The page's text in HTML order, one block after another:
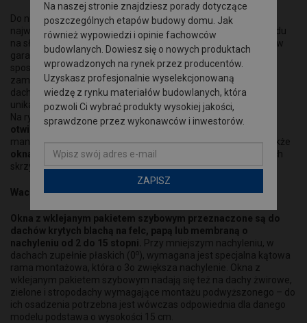
Do niedawna w płaskim dachu można było zamontować co
najwyżej klasyczny świetlik z poliwęglanową kopułą. Ze względu
na słabe parametry cieplne takie rozwiązanie sprawdzało się w
garażu, ale nie nadawało się do pomieszczeń użytkowych. Nie
sposób też było sprostać wymaganiom wytrzymałościowym i
zamienić kopuły na szybę. Dziś dostępne są na rynku okna do
dachów płaskich z innowacyjnym pakietem szybowym oraz
unikatowe okna, po których można chodzić.
Na rynku dostępne sąokna w wersji nieotwieranej oraz
otwieranej:
wersja sterowana elektrycznie i wersja otwierana
manualnie za pomocą odpowiedniego drążka. Dostępne są także
okna wyłazowe , które pełnią funkcję komunikacyjną i w których
skrzydło otwiera się prawie pod kątem prostym (do 80o).
Wachlarz możliwości
Okna z wklejanym pakietem szybowym przeznaczone są do
dachów krytych blachą na felc, papą lub membraną o
nachyleniu od 2 do 15 stopni.
Przy mniejszym nachyleniu, w
dachach zupełnie płaskich (0o), wymagana jest specjalna kątowa
rama montażowa, która o 3o zwiększa nachylenie. Okna z
wklejanym pakietem szybowym nadają się też na dachy żwirowe,
zielone i stropodachy wymagające montażu podwyższonego – do
ich osadzenia potrzebna jest wówczas odpowiednia dla danego
modelu podstawa o wysokości 15 cm.
Na naszej stronie znajdziesz porady dotyczące
poszczególnych etapów budowy domu. Jak
również wypowiedzi i opinie fachowców
budowlanych. Dowiesz się o nowych produktach
wprowadzonych na rynek przez producentów.
Uzyskasz profesjonalnie wyselekcjonowaną
wiedzę z rynku materiałów budowlanych, która
pozwoli Ci wybrać produkty wysokiej jakości,
sprawdzone przez wykonawców i inwestorów.
ZAPISZ